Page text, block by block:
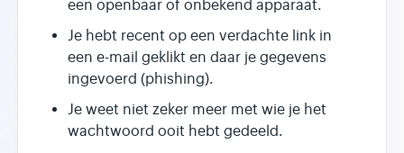
een openbaar of onbekend apparaat.
Je hebt recent op een verdachte link in
een e-mail geklikt en daar je gegevens
ingevoerd (phishing).
Je weet niet zeker meer met wie je het
wachtwoord ooit hebt gedeeld.